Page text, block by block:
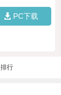
PC下载
排行